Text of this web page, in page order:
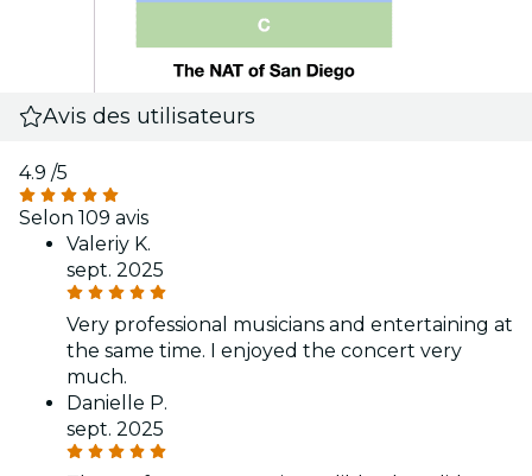
Avis des utilisateurs
4.9 /5
Selon 109 avis
Valeriy K.
sept. 2025
Very professional musicians and entertaining at
the same time. I enjoyed the concert very
much.
Danielle P.
sept. 2025